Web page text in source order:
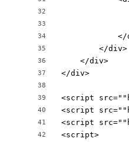
32
33
34
35
36
37
38
39
40
41
42
</
        </div>
    </div>
</div>
<script
<script
<script
<script>